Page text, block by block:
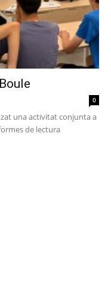
0
una activitat conjunta a
de lectura